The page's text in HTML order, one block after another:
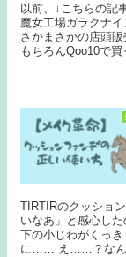
以前、↓こちらの記
魔女工場ガラクナ
さかまさかの店頭
もちろんQoo10で
TIRTIRのクッショ
いなあ」と感心し
下の小じわがくっ
に…… え……？なん